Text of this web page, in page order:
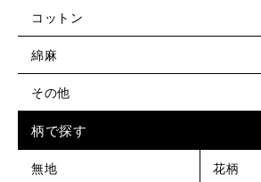
コットン
綿麻
その他
柄で探す
無地 花柄